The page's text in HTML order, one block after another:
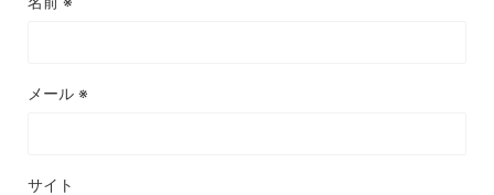
メール ※
サイト